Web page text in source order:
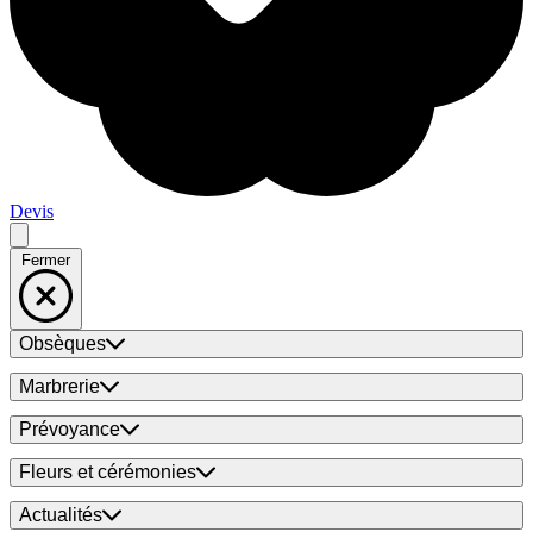
Devis
Fermer
Obsèques
Marbrerie
Prévoyance
Fleurs et cérémonies
Actualités